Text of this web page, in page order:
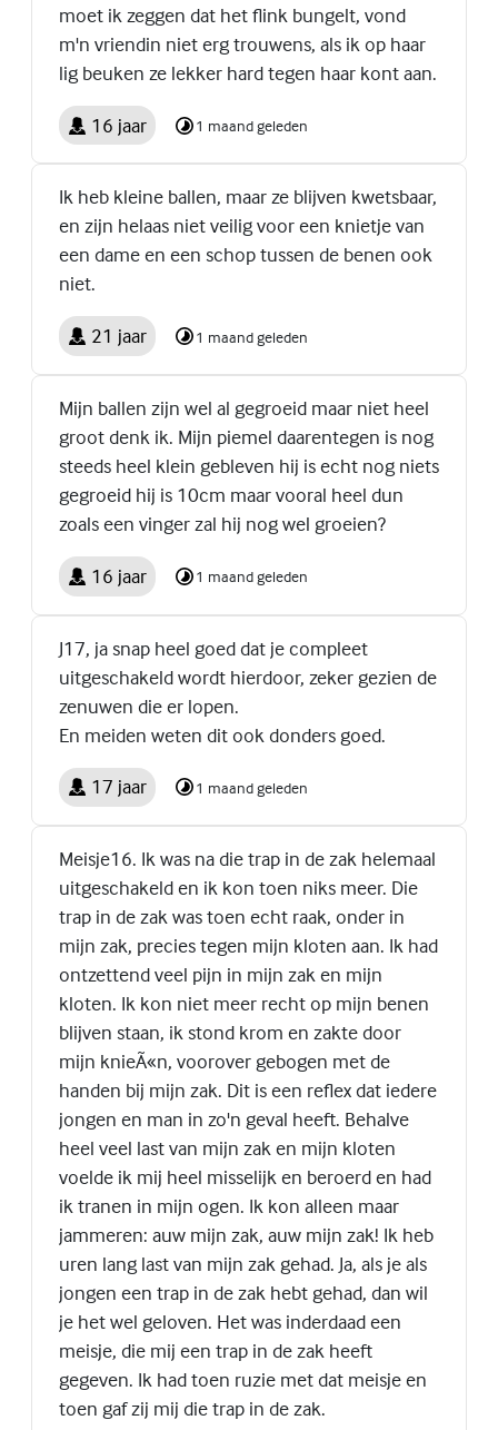
moet ik zeggen dat het flink bungelt, vond
m'n vriendin niet erg trouwens, als ik op haar
lig beuken ze lekker hard tegen haar kont aan.
16 jaar 1 maand geleden
Ik heb kleine ballen, maar ze blijven kwetsbaar,
en zijn helaas niet veilig voor een knietje van
een dame en een schop tussen de benen ook
niet.
21 jaar 1 maand geleden
Mijn ballen zijn wel al gegroeid maar niet heel
groot denk ik. Mijn piemel daarentegen is nog
steeds heel klein gebleven hij is echt nog niets
gegroeid hij is 10cm maar vooral heel dun
zoals een vinger zal hij nog wel groeien?
16 jaar 1 maand geleden
J17, ja snap heel goed dat je compleet
uitgeschakeld wordt hierdoor, zeker gezien de
zenuwen die er lopen.
En meiden weten dit ook donders goed.
17 jaar 1 maand geleden
Meisje16. Ik was na die trap in de zak helemaal
uitgeschakeld en ik kon toen niks meer. Die
trap in de zak was toen echt raak, onder in
mijn zak, precies tegen mijn kloten aan. Ik had
ontzettend veel pijn in mijn zak en mijn
kloten. Ik kon niet meer recht op mijn benen
blijven staan, ik stond krom en zakte door
mijn knieÃ«n, voorover gebogen met de
handen bij mijn zak. Dit is een reflex dat iedere
jongen en man in zo'n geval heeft. Behalve
heel veel last van mijn zak en mijn kloten
voelde ik mij heel misselijk en beroerd en had
ik tranen in mijn ogen. Ik kon alleen maar
jammeren: auw mijn zak, auw mijn zak! Ik heb
uren lang last van mijn zak gehad. Ja, als je als
jongen een trap in de zak hebt gehad, dan wil
je het wel geloven. Het was inderdaad een
meisje, die mij een trap in de zak heeft
gegeven. Ik had toen ruzie met dat meisje en
toen gaf zij mij die trap in de zak.